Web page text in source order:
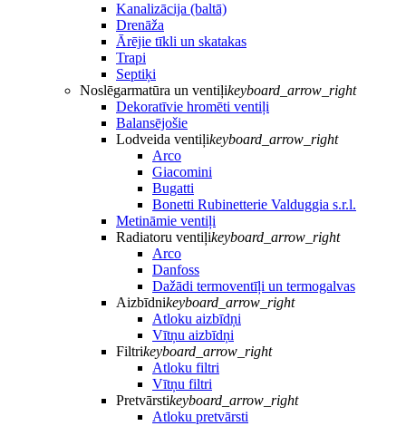
Kanalizācija (baltā)
Drenāža
Ārējie tīkli un skatakas
Trapi
Septiķi
Noslēgarmatūra un ventiļikeyboard_arrow_right
Dekoratīvie hromēti ventiļi
Balansējošie
Lodveida ventiļikeyboard_arrow_right
Arco
Giacomini
Bugatti
Bonetti Rubinetterie Valduggia s.r.l.
Metināmie ventiļi
Radiatoru ventiļikeyboard_arrow_right
Arco
Danfoss
Dažādi termoventīļi un termogalvas
Aizbīdnikeyboard_arrow_right
Atloku aizbīdņi
Vītņu aizbīdņi
Filtrikeyboard_arrow_right
Atloku filtri
Vītņu filtri
Pretvārstikeyboard_arrow_right
Atloku pretvārsti